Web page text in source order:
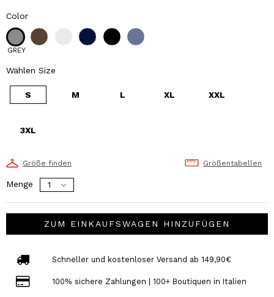
Color
GREY
Wählen Size
S M L XL XXL
3XL
Größe finden Größentabellen
Menge
ZUM EINKAUFSWAGEN HINZUFÜGEN
Schneller und kostenloser Versand ab 149,90€
100% sichere Zahlungen | 100+ Boutiquen in Italien